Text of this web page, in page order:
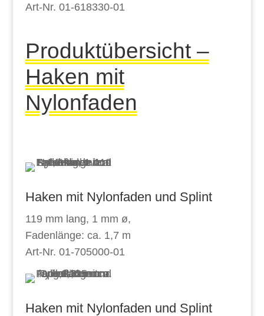
Art-Nr. 01-618330-01
Produktübersicht –
Haken mit
Nylonfaden
Haken mit Nylonfaden und Splint
119 mm lang, 1 mm ø,
Fadenlänge: ca. 1,7 m
Art-Nr. 01-705000-01
Haken mit Nylonfaden und Splint